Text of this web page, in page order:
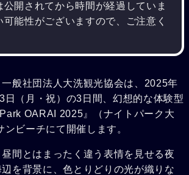
公開されてから時間が経過していま
能性がございますので、ご注意く
般社団法人大洗観光協会は、2025年
日（月・祝）の3日間、幻想的な体験型
OARAI 2025』（ナイトパーク大
ビーチにて開催します。
間とはまったく違う表情を見せる夜
を背景に、色とりどりの光が織りな